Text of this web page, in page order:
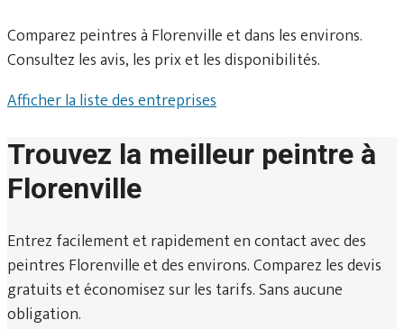
Comparez peintres à Florenville et dans les environs.
Consultez les avis, les prix et les disponibilités.
Afficher la liste des entreprises
Trouvez la meilleur peintre à
Florenville
Entrez facilement et rapidement en contact avec des
peintres Florenville et des environs. Comparez les devis
gratuits et économisez sur les tarifs. Sans aucune
obligation.